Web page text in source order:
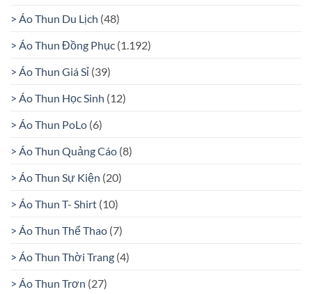
> Áo Thun Du Lịch (48)
> Áo Thun Đồng Phục (1.192)
> Áo Thun Giá Sỉ (39)
> Áo Thun Học Sinh (12)
> Áo Thun PoLo (6)
> Áo Thun Quảng Cáo (8)
> Áo Thun Sự Kiện (20)
> Áo Thun T- Shirt (10)
> Áo Thun Thể Thao (7)
> Áo Thun Thời Trang (4)
> Áo Thun Trơn (27)